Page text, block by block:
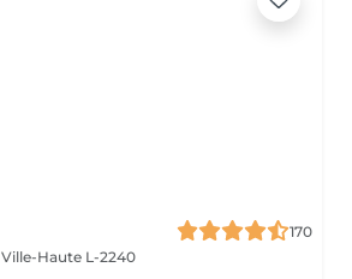
170
Ville-Haute L-2240